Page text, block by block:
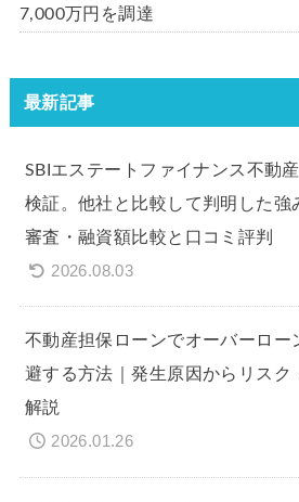
7,000万円を調達
最新記事
SBIエステートファイナンス不動
検証。他社と比較して判明した強
審査・融資額比較と口コミ評判
2026.08.03
不動産担保ローンでオーバーロー
避する方法｜発生原因からリスク
解説
2026.01.26